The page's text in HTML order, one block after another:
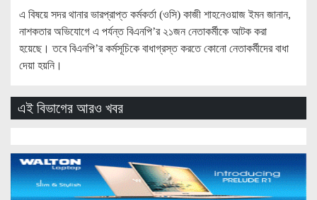
এ বিষয়ে সদর থানার ভারপ্রাপ্ত কর্মকর্তা (ওসি) কাজী শাহনেওয়াজ ইমন জানান,
নাশকতার অভিযোগে এ পর্যন্ত বিএনপি’র ২১জন নেতাকর্মীকে আটক করা
হয়েছে। তবে বিএনপি’র কর্মসূচিকে বাধাগ্রস্ত করতে কোনো নেতাকর্মীদের বাধা
দেয়া হয়নি।
এই বিভাগের আরও খবর